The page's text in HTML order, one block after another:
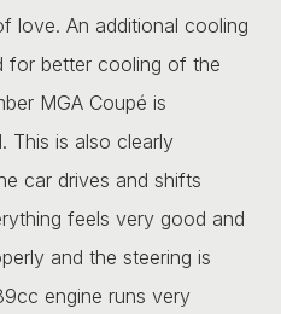
love. An additional cooling
for better cooling of the
MGA Coupé is
This is also clearly
car drives and shifts
feels very good and
and the steering is
engine runs very